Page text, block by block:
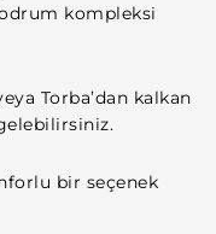
kompleksi
Torba’dan kalkan
bir seçenek